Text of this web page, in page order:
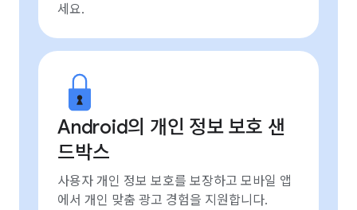
세요.
Android의 개인 정보 보호 샌
드박스
사용자 개인 정보 보호를 보장하고 모바일 앱
에서 개인 맞춤 광고 경험을 지원합니다.